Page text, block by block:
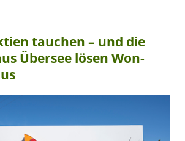
tauchen – und die
Übersee lösen Won-